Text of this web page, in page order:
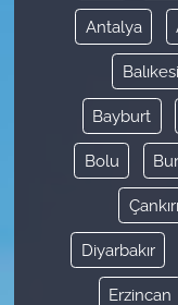
Antalya
Bayburt
Bolu
Çankırı
Diyarbakır
Erzincan